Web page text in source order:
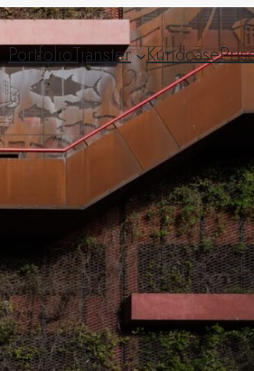
PortfolioTjänster Kundcase